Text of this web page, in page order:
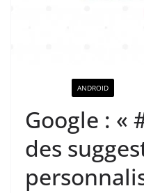
ANDROID
Google : «
des